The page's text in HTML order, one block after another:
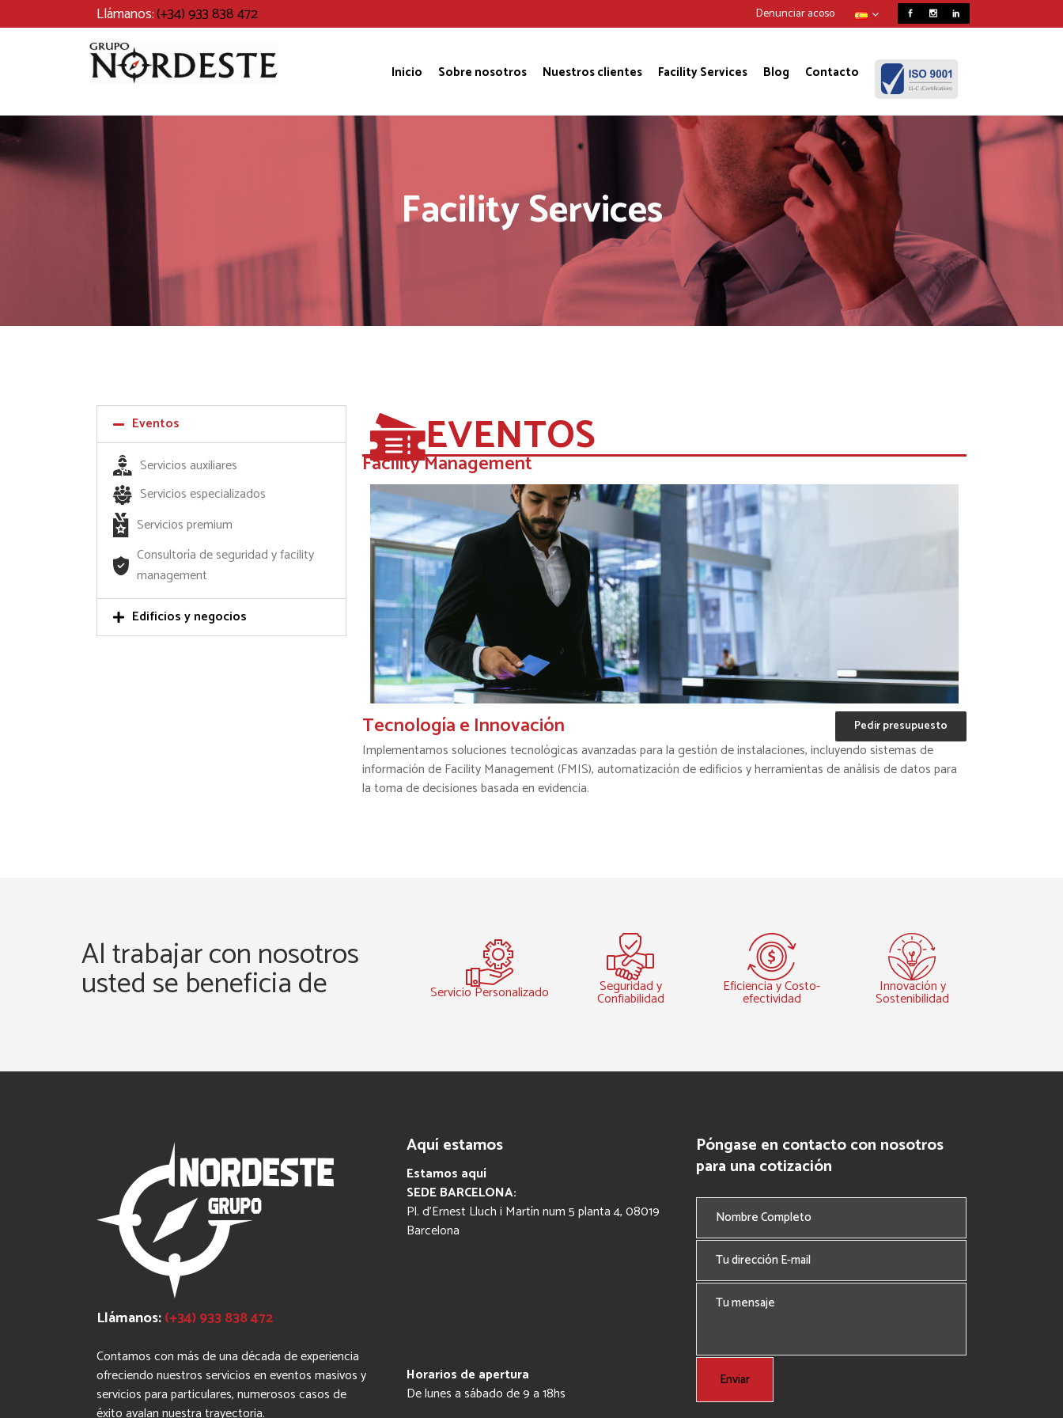
Llámanos:(+34) 933 838 472 Denunciar acoso
Inicio Sobre nosotros Nuestros clientes Facility Services Blog Contacto
Facility Services
Eventos
Servicios auxiliares
Servicios especializados
Servicios premium
Consultoría de seguridad y facility
management
Edificios y negocios
EVENTOS
Facility Management​
Tecnología e Innovación​ Pedir presupuesto
Implementamos soluciones tecnológicas avanzadas para la gestión de instalaciones, incluyendo sistemas de
información de Facility Management (FMIS), automatización de edificios y herramientas de análisis de datos para
la toma de decisiones basada en evidencia.
Al trabajar con nosotros
usted se beneficia de Servicio Personalizado Seguridad y
Confiabilidad
Eficiencia y Costo-
efectividad
Innovación y
Sostenibilidad
Llámanos:(+34) 933 838 472
Contamos con más de una década de experiencia
ofreciendo nuestros servicios en eventos masivos y
servicios para particulares, numerosos casos de
éxito avalan nuestra trayectoria.
Aquí estamos
Estamos aquí
SEDE BARCELONA:
Pl. d’Ernest Lluch i Martín num 5 planta 4, 08019
Barcelona
Horarios de apertura
De lunes a sábado de 9 a 18hs
Póngase en contacto con nosotros
para una cotización